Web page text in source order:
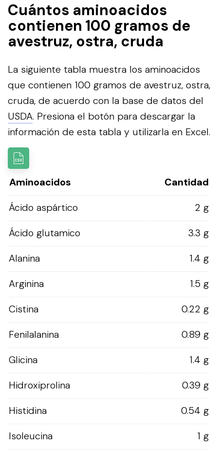
Cuántos aminoacidos
contienen 100 gramos de
avestruz, ostra, cruda
La siguiente tabla muestra los aminoacidos
que contienen 100 gramos de avestruz, ostra,
cruda, de acuerdo con la base de datos del
USDA. Presiona el botón para descargar la
información de esta tabla y utilizarla en Excel.
Aminoacidos
Cantidad
Ácido aspártico
2 g
Ácido glutamico
3.3 g
Alanina
1.4 g
Arginina
1.5 g
Cistina
0.22 g
Fenilalanina
0.89 g
Glicina
1.4 g
Hidroxiprolina
0.39 g
Histidina
0.54 g
Isoleucina
1 g